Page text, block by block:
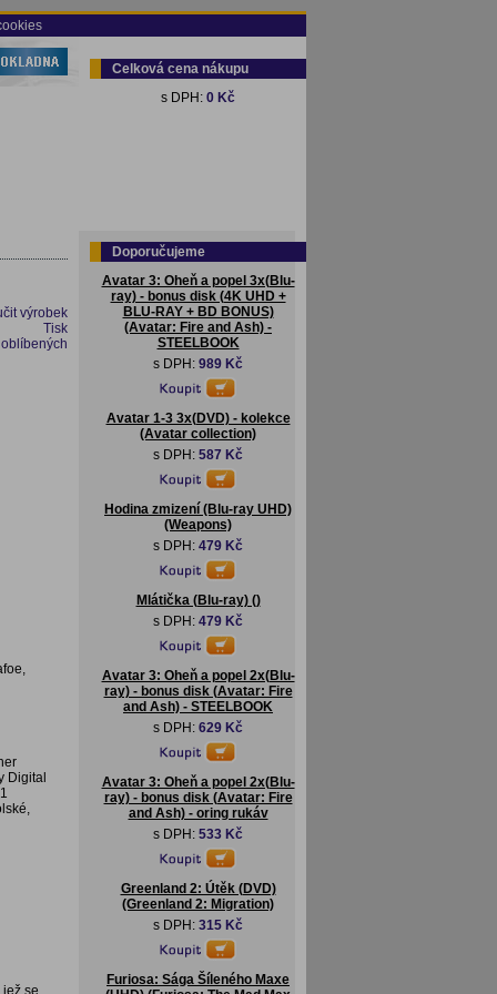
Celková cena nákupu
s DPH: 0 Kč
výrobek
Tisk
Digital
se
Doporučujeme
Avatar 3: Oheň a popel 3x(Blu-
ray) - bonus disk (4K UHD +
BLU-RAY + BD BONUS)
(Avatar: Fire and Ash) -
STEELBOOK
s DPH: 989 Kč
Avatar 1-3 3x(DVD) - kolekce
(Avatar collection)
s DPH: 587 Kč
Hodina zmizení (Blu-ray UHD)
(Weapons)
s DPH: 479 Kč
Mlátička (Blu-ray) ()
s DPH: 479 Kč
Avatar 3: Oheň a popel 2x(Blu-
ray) - bonus disk (Avatar: Fire
and Ash) - STEELBOOK
s DPH: 629 Kč
Avatar 3: Oheň a popel 2x(Blu-
ray) - bonus disk (Avatar: Fire
and Ash) - oring rukáv
s DPH: 533 Kč
Greenland 2: Útěk (DVD)
(Greenland 2: Migration)
s DPH: 315 Kč
Furiosa: Sága Šíleného Maxe